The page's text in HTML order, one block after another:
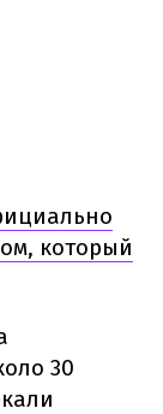
который
30